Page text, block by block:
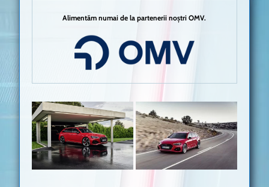
Alimentăm numai de la partenerii noștri OMV.